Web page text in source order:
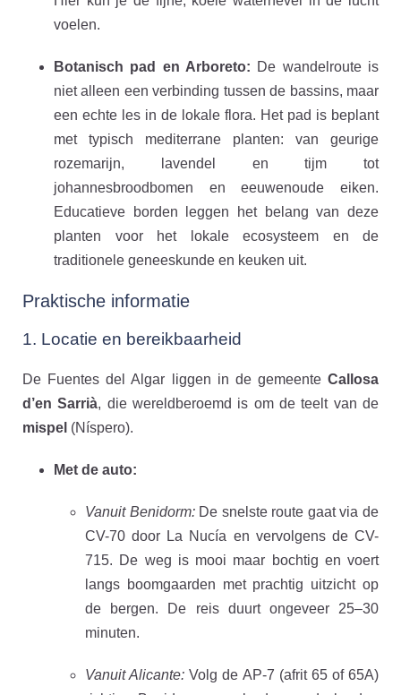
voelen.
Botanisch pad en Arboreto: De wandelroute is
niet alleen een verbinding tussen de bassins, maar
een echte les in de lokale flora. Het pad is beplant
met typisch mediterrane planten: van geurige
rozemarijn, lavendel en tijm tot
johannesbroodbomen en eeuwenoude eiken.
Educatieve borden leggen het belang van deze
planten voor het lokale ecosysteem en de
traditionele geneeskunde en keuken uit.
Praktische informatie
1. Locatie en bereikbaarheid
De Fuentes del Algar liggen in de gemeente Callosa
d’en Sarrià, die wereldberoemd is om de teelt van de
mispel (Níspero).
Met de auto:
Vanuit Benidorm:De snelste route gaat via de
CV-70 door La Nucía en vervolgens de CV-
715. De weg is mooi maar bochtig en voert
langs boomgaarden met prachtig uitzicht op
de bergen. De reis duurt ongeveer 25–30
minuten.
Vanuit Alicante: Volg de AP-7 (afrit 65 of 65A)